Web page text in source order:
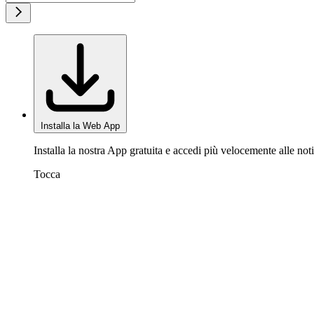
Installa la Web App
Installa la nostra App gratuita e accedi più velocemente alle
Tocca